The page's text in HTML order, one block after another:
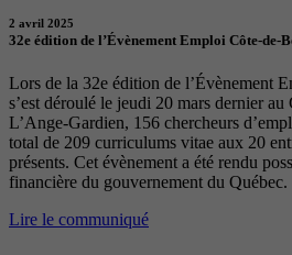
2 avril 2025
32e édition de l’Évènement Emploi Côte-de-
Lors de la 32e édition de l’Évènement
s’est déroulé le jeudi 20 mars dernier
L’Ange-Gardien, 156 chercheurs
total de 209 curriculums vitae aux 20
présents. Cet évènement a été rendu
financière du gouvernement du Québec.
Lire le communiqué